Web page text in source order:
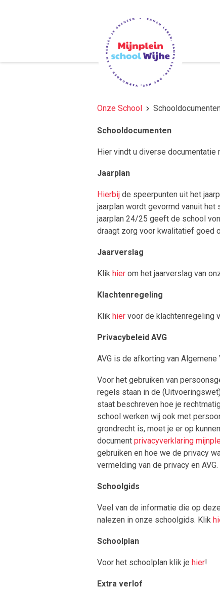
Onze School
Schooldocumenten
Hier vindt u diverse
Jaarplan
Hierbij de speerpunten uit het
jaarplan wordt gevormd vanuit
jaarplan 24/25 geeft de school
draagt zorg voor kwalitatief goed
Jaarverslag
Klik hier om het jaarverslag van
Klachtenregeling
Klik hier voor de klachtenregeling
Privacybeleid AVG
AVG is de afkorting van
Voor het gebruiken van
regels staan in de
staat beschreven hoe je
school werken wij ook met
grondrecht is, moet je er op
document privacyverklaring
gebruiken en hoe we de privacy
vermelding van de privacy en AVG.
Schoolgids
Veel van de informatie die op
nalezen in onze schoolgids. Klik
Schoolplan
Voor het schoolplan klik je hier!
Extra verlof